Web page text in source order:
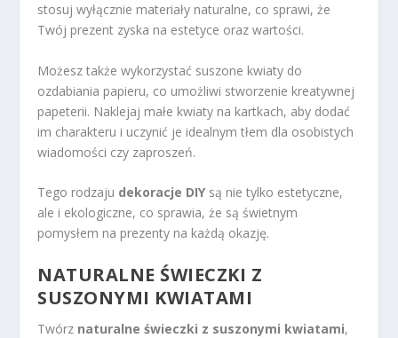
stosuj wyłącznie materiały naturalne, co sprawi, że
Twój prezent zyska na estetyce oraz wartości.
Możesz także wykorzystać suszone kwiaty do
ozdabiania papieru, co umożliwi stworzenie kreatywnej
papeterii. Naklejaj małe kwiaty na kartkach, aby dodać
im charakteru i uczynić je idealnym tłem dla osobistych
wiadomości czy zaproszeń.
Tego rodzaju dekoracje DIY są nie tylko estetyczne,
ale i ekologiczne, co sprawia, że są świetnym
pomysłem na prezenty na każdą okazję.
NATURALNE ŚWIECZKI Z
SUSZONYMI KWIATAMI
Twórz naturalne świeczki z suszonymi kwiatami,